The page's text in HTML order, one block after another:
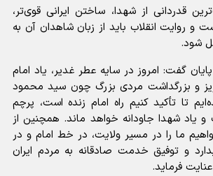
قدردانی از شهدا، ساختن ایرانی قوی‌تر،
و روایت انقلاب باید از زبان شاهدان آن به
شود.
گفت: امروز در سایه عطر غدیر، یاد امام
و بزرگداشت مردی بزرگ چون سید محمود
تا تأکید کنیم راه امام زنده است، پرچم
و یاد شهدا جاودانه خواهد ماند. همچنین از
ما را در مسیر ولایت، در خط امام و در
و توفیق خدمت صادقانه به مردم ایران
فرماید.